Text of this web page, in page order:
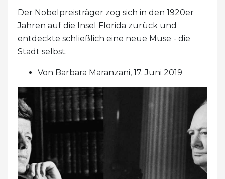
Der Nobelpreisträger zog sich in den 1920er
Jahren auf die Insel Florida zurück und
entdeckte schließlich eine neue Muse - die
Stadt selbst.
Von Barbara Maranzani, 17. Juni 2019